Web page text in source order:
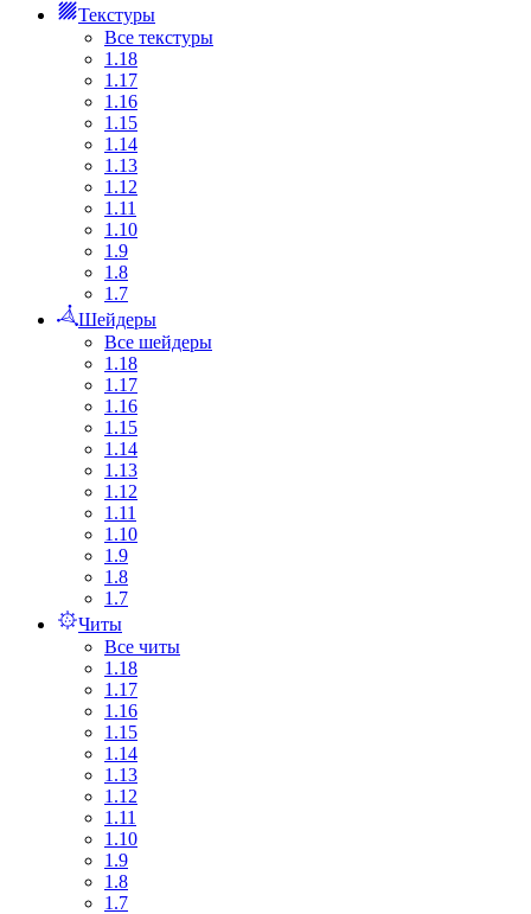
Текстуры
Все текстуры
1.18
1.17
1.16
1.15
1.14
1.13
1.12
1.11
1.10
1.9
1.8
1.7
Шейдеры
Все шейдеры
1.18
1.17
1.16
1.15
1.14
1.13
1.12
1.11
1.10
1.9
1.8
1.7
Читы
Все читы
1.18
1.17
1.16
1.15
1.14
1.13
1.12
1.11
1.10
1.9
1.8
1.7